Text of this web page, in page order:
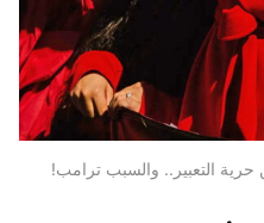
التعبير.. والسبب ترامب!